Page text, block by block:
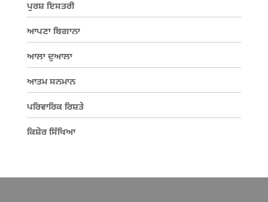
ਪੁਰਸ਼ ਇਸਤਰੀ
ਆਪਣਾ ਬਿਗਾਨਾ
ਆਲਾ ਦੁਆਲਾ
ਆਤਮ ਸਨਮਾਨ
ਪਰਿਵਾਰਿਕ ਰਿਸ਼ਤੇ
ਕਿਸ਼ੋਰ ਸਿੱਖਿਆ